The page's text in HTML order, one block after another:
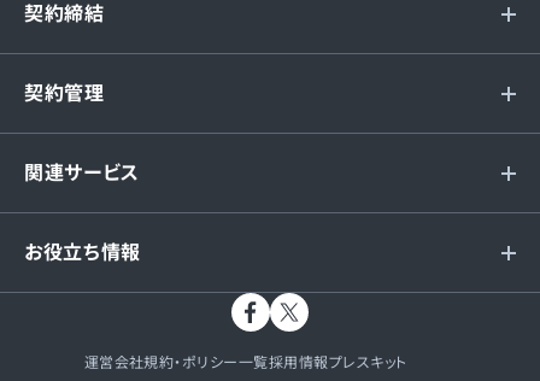
契約締結
契約管理
関連サービス
お役立ち情報
運営会社規約・ポリシー一覧採用情報プレスキット